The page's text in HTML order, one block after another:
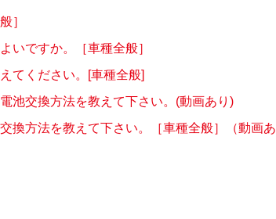
］
いですか。［車種全般］
てください。[車種全般]
池交換方法を教えて下さい。(動画あり)
換方法を教えて下さい。［車種全般］（動画あ